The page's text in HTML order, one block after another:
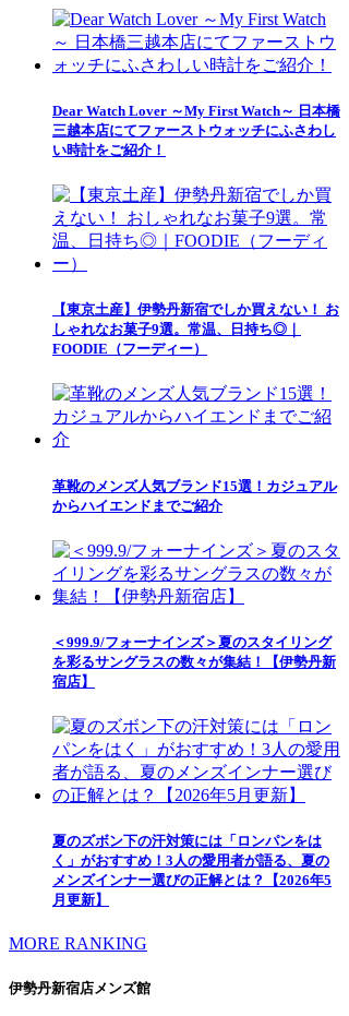
Dear Watch Lover ～My First Watch～ 日本橋
三越本店にてファーストウォッチにふさわし
い時計をご紹介！
【東京土産】伊勢丹新宿でしか買えない！ お
しゃれなお菓子9選。常温、日持ち◎｜
FOODIE（フーディー）
革靴のメンズ人気ブランド15選！カジュアル
からハイエンドまでご紹介
＜999.9/フォーナインズ＞夏のスタイリング
を彩るサングラスの数々が集結！【伊勢丹新
宿店】
夏のズボン下の汗対策には「ロンパンをは
く」がおすすめ！3人の愛用者が語る、夏の
メンズインナー選びの正解とは？【2026年5
月更新】
MORE RANKING
伊勢丹新宿店メンズ館